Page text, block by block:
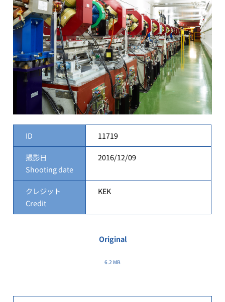
ID 11719
撮影日
Shooting date
2016/12/09
クレジット
Credit
KEK
Original
6.2 MB